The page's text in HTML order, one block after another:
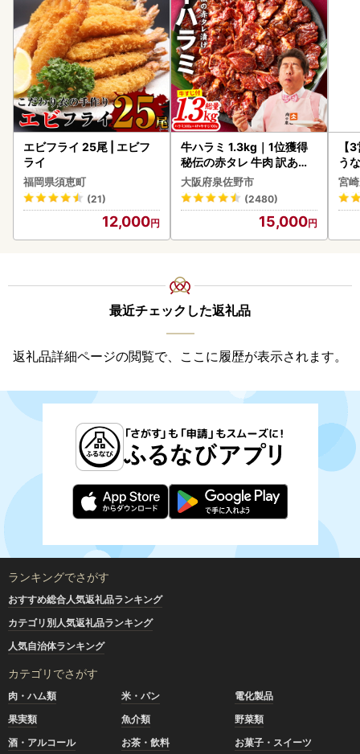
エビフライ 25尾 | エビフ
ライ
福岡県須恵町
(21)
12,000
牛ハラミ 1.3kg｜1位獲得
秘伝の赤タレ 牛肉 訳あり
焼肉 BBQ
大阪府泉佐野市
(2480)
15,000
【
う
以
宮
最近チェックした返礼品
返礼品詳細ページの閲覧で、ここに履歴が表示されます。
ランキングでさがす
おすすめ総合人気返礼品ランキング
カテゴリ別人気返礼品ランキング
人気自治体ランキング
カテゴリでさがす
肉・ハム類 米・パン
電化製品
果実類
魚介類
野菜類
酒・アルコール
お茶・飲料
お菓子・スイーツ